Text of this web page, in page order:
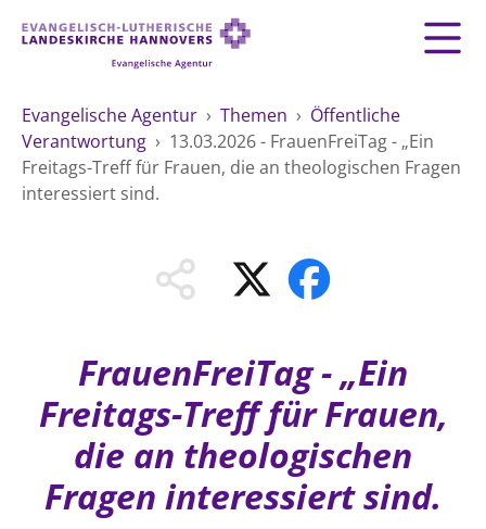
Evangelische Agentur › Themen › Öffentliche
Verantwortung › 13.03.2026 - FrauenFreiTag - „Ein
Freitags-Treff für Frauen, die an theologischen Fragen
interessiert sind.
FrauenFreiTag - „Ein
Freitags-Treff für Frauen,
die an theologischen
Fragen interessiert sind.
AGENTUR
LEITBILD
VERWALTUNG
HILFE UND PRÄVENTION
FREIE STELLEN
SCHUTZKONZEPT
THEMEN
GEMEINDESERVICE
Fundraising
Organisationsberatung
ÖFFENTLICHE VERANTWORTUNG
Arbeit und Wirtschaft
Demokratie und Frieden
Generationen und Geschlechter
Kinder und Jugendliche
MATERIAL
Freie Stellen
Landeskirche
Suche